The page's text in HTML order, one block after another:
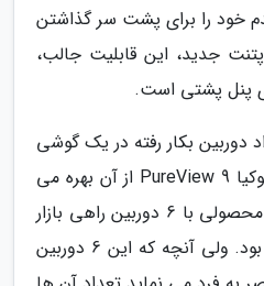
خود را برای پشت سر گذاشتن
طبق پتنت جدید، این قابلیت جالب،
دوربین بکار رفته در یک گوشی
5 تاست که می نوت 10 و نوکیا PureView 9 از آن بهره می
برند. بنابراین شنیدن اینکه محصولی با 6 دوربین راهی بازار
خواهد شد عجیب نخواهد بود. ولی آنچه که این 6 دوربین